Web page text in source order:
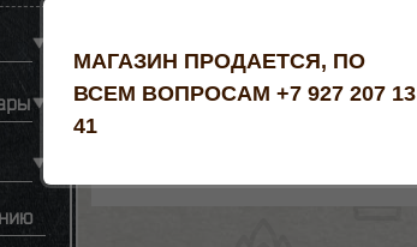
МАГАЗИН ПРОДАЕТСЯ, ПО
ВСЕМ ВОПРОСАМ +7 927 207 13
41